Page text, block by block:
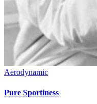
Aerodynamic
Pure Sportiness